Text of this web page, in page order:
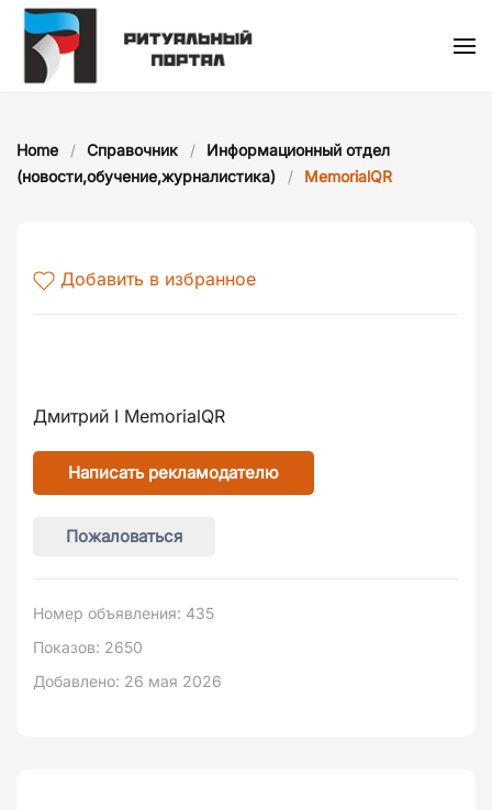
Skip
content
Home Справочник
Информационный отдел
(новости,обучение,журналистика)
MemorialQR
Добавить в избранное
Дмитрий I MemorialQR
Написать рекламодателю
Пожаловаться
Номер объявления: 435
Показов: 2650
Добавлено: 26 мая 2026